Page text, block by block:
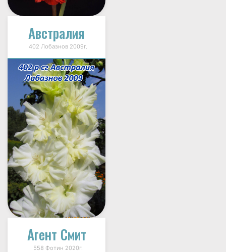
Австралия
402 Лобазнов 2009г.
Агент Смит
558 Фотин 2020г.